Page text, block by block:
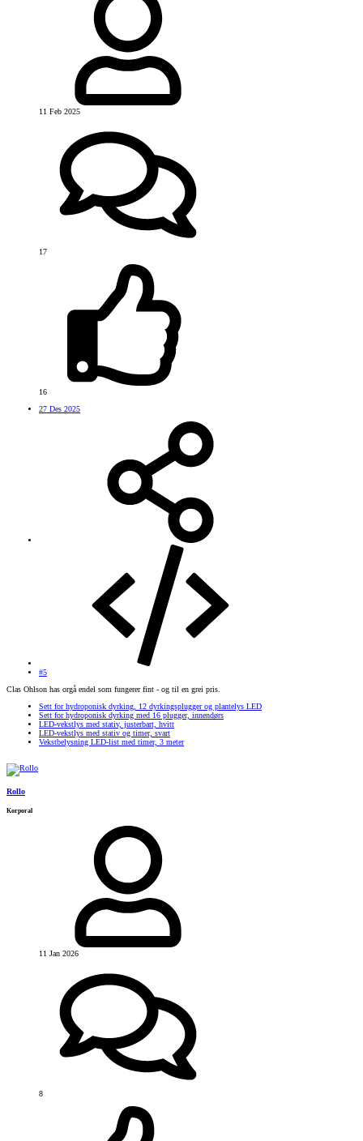
11 Feb 2025
17
16
27 Des 2025
#5
Clas Ohlson has orgå endel som fungerer fint - og til en grei pris.
Sett for hydroponisk dyrking, 12 dyrkingsplugger og plantelys LED
Sett for hydroponisk dyrking med 16 plugger, innendørs
LED-vekstlys med stativ, justerbart, hvitt
LED-vekstlys med stativ og timer, svart
Vekstbelysning LED-list med timer, 3 meter
Rollo
Korporal
11 Jan 2026
8